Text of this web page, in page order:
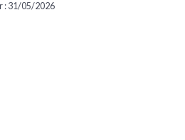
: 31/05/2026